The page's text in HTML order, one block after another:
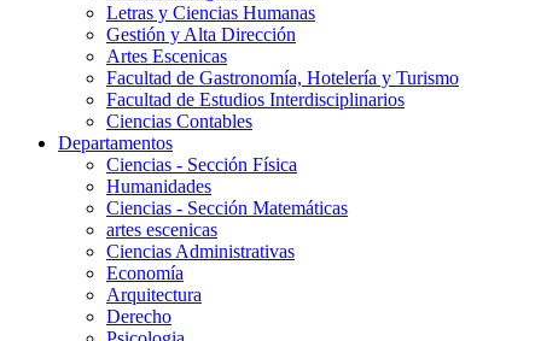
Letras y Ciencias Humanas
Gestión y Alta Dirección
Artes Escenicas
Facultad de Gastronomía, Hotelería y Turismo
Facultad de Estudios Interdisciplinarios
Ciencias Contables
Departamentos
Ciencias - Sección Física
Humanidades
Ciencias - Sección Matemáticas
artes escenicas
Ciencias Administrativas
Economía
Arquitectura
Derecho